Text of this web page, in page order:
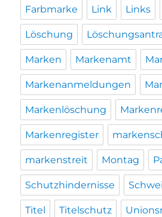
Farbmarke Link Links
Löschung
Marken Markenamt
Markenanmeldungen
Markenlöschung
Markenregister
markenstreit Montag
Schutzhindernisse
Titel Titelschutz